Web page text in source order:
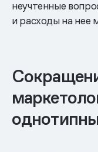
неучтенные
и расходы на нее